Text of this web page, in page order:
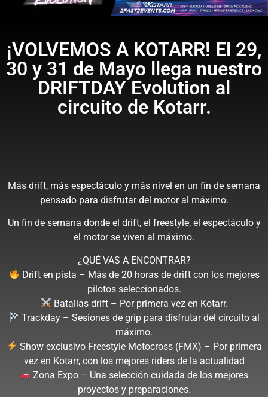
¡VOLVEMOS A KOTARR! El 29,
30 y 31 de Mayo llega nuestro
DRIFTDAY Evolution al
circuito de Kotarr.
Más drift, más espectáculo y más nivel en un fin de semana
pensado para disfrutar del motor al máximo.
Un fin de semana donde el drift, el freestyle, el espectáculo y
el motor se viven al máximo.
¿QUÉ VAS A ENCONTRAR?
Drift en pista – Más de 20 horas de drift con los mejores
pilotos seleccionados.
Batallas drift – Por primera vez en Kotarr.
Trackday – Sesiones de grip para disfrutar del circuito al
máximo.
Show exclusivo Freestyle Motocross (FMX) – Por primera
vez en Kotarr, con los mejores riders de la actualidad
Zona Expo – Una selección cuidada de los mejores
proyectos y preparaciones.